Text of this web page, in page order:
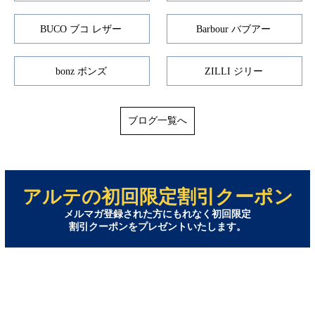
BUCO ブコ レザー Barbour バブアー
bonz ボンズ ZILLI ジリー
ブログ一覧へ
アルテの初回限定割引クーポン
メルマガ登録された方にもれなく初回限定
割引クーポンをプレゼントいたします。